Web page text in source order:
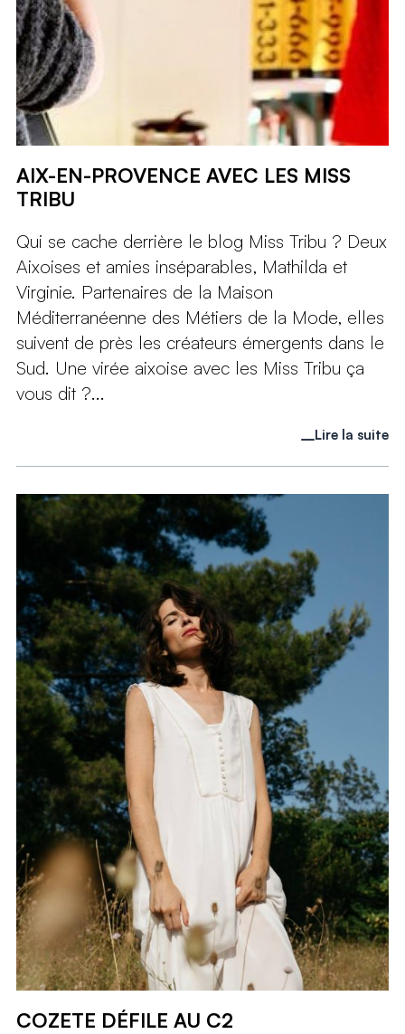
AIX-EN-PROVENCE AVEC LES MISS
TRIBU
Qui se cache derrière le blog Miss Tribu ? Deux
Aixoises et amies inséparables, Mathilda et
Virginie. Partenaires de la Maison
Méditerranéenne des Métiers de la Mode, elles
suivent de près les créateurs émergents dans le
Sud. Une virée aixoise avec les Miss Tribu ça
vous dit ?...
Lire la suite
COZETE DÉFILE AU C2